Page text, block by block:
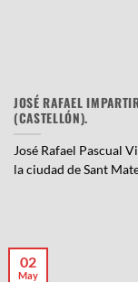
JOSÉ RAFAEL
(CASTELLÓN).
José Rafael Pascual
la ciudad de Sant
02
May